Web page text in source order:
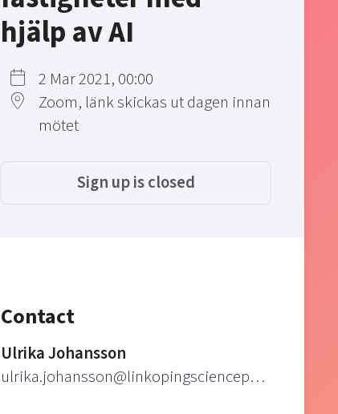
hjälp av AI
2 Mar 2021, 00:00
Zoom, länk skickas ut dagen innan
mötet
Sign up is closed
Contact
Ulrika Johansson
ulrika.johansson@linkopingsciencepark.se